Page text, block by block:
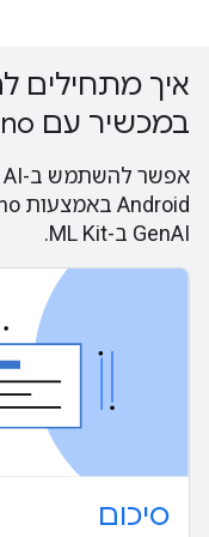
במכשיר עם Gemini Nano
GenAI ב-ML Kit.
סיכום